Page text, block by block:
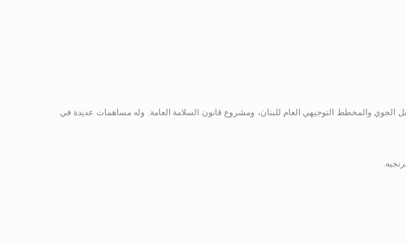
الجوي والمخطط التوجيهي العام للبنان، ومشروع قانون السلامة العامة. وله مساهمات عديدة في